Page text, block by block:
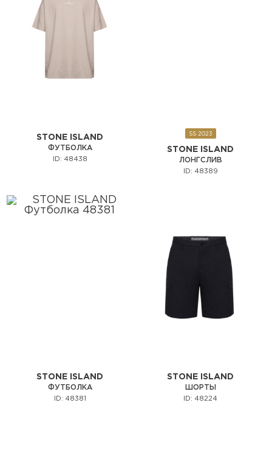
STONE ISLAND
ФУТБОЛКА
ID: 48438
SS 2023
STONE ISLAND
ЛОНГСЛИВ
ID: 48389
STONE ISLAND
ФУТБОЛКА
ID: 48381
STONE ISLAND
ШОРТЫ
ID: 48224